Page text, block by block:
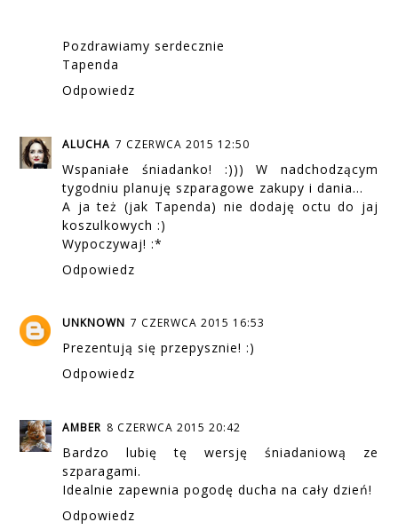
Pozdrawiamy serdecznie
Tapenda
Odpowiedz
ALUCHA 7 CZERWCA 2015 12:50
Wspaniałe śniadanko! :))) W nadchodzącym
tygodniu planuję szparagowe zakupy i dania...
A ja też (jak Tapenda) nie dodaję octu do jaj
koszulkowych :)
Wypoczywaj! :*
Odpowiedz
UNKNOWN 7 CZERWCA 2015 16:53
Prezentują się przepysznie! :)
Odpowiedz
AMBER 8 CZERWCA 2015 20:42
Bardzo lubię tę wersję śniadaniową ze
szparagami.
Idealnie zapewnia pogodę ducha na cały dzień!
Odpowiedz